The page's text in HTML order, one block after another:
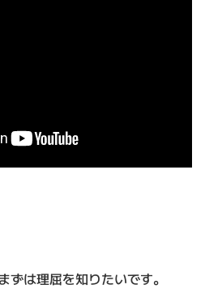
ずは理屈を知りたいです。